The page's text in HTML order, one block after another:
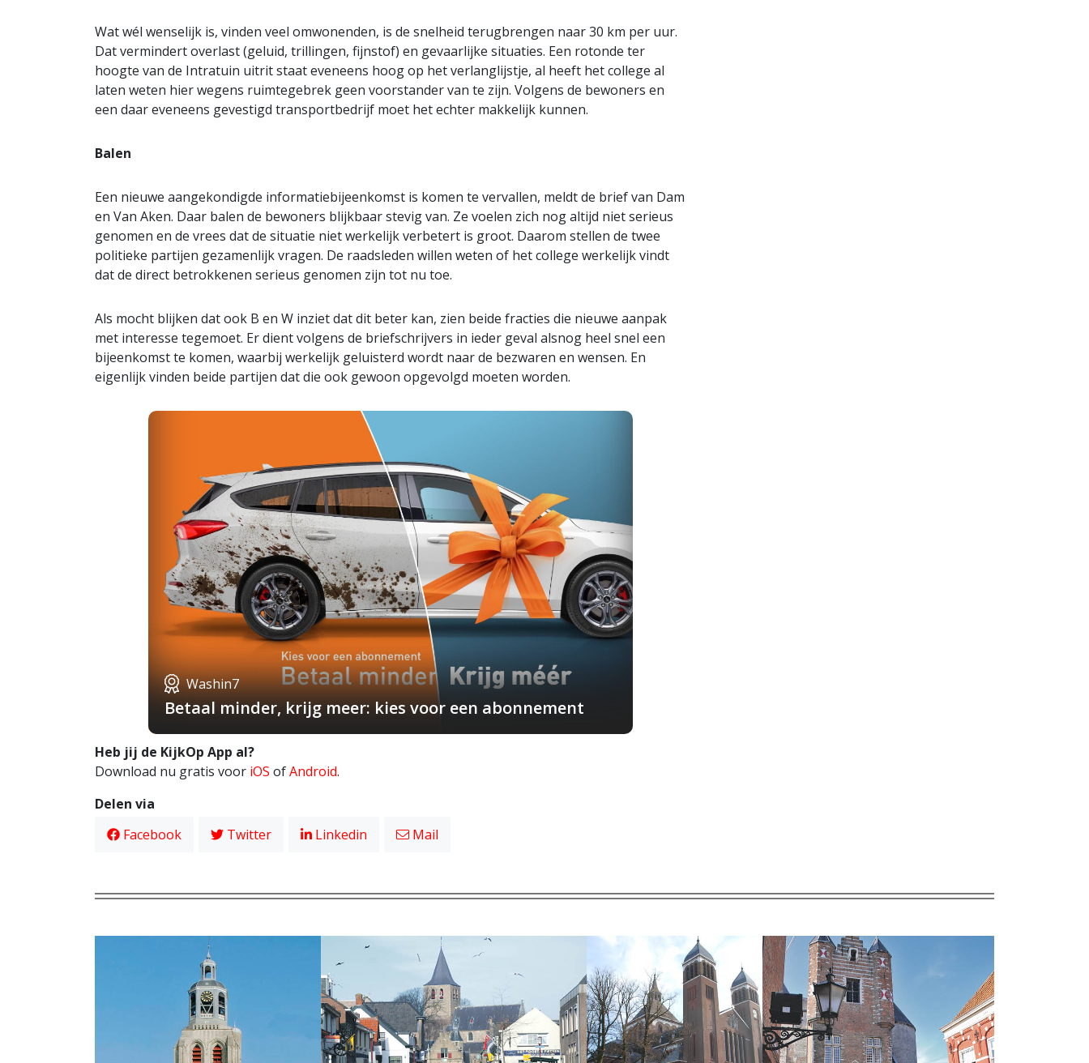
Wat wél wenselijk is, vinden veel omwonenden, is de snelheid terugbrengen naar 30 km per uur.
Dat vermindert overlast (geluid, trillingen, fijnstof) en gevaarlijke situaties. Een rotonde ter
hoogte van de Intratuin uitrit staat eveneens hoog op het verlanglijstje, al heeft het college al
laten weten hier wegens ruimtegebrek geen voorstander van te zijn. Volgens de bewoners en
een daar eveneens gevestigd transportbedrijf moet het echter makkelijk kunnen.
Balen
Een nieuwe aangekondigde informatiebijeenkomst is komen te vervallen, meldt de brief van Dam
en Van Aken. Daar balen de bewoners blijkbaar stevig van. Ze voelen zich nog altijd niet serieus
genomen en de vrees dat de situatie niet werkelijk verbetert is groot. Daarom stellen de twee
politieke partijen gezamenlijk vragen. De raadsleden willen weten of het college werkelijk vindt
dat de direct betrokkenen serieus genomen zijn tot nu toe.
Als mocht blijken dat ook B en W inziet dat dit beter kan, zien beide fracties die nieuwe aanpak
met interesse tegemoet. Er dient volgens de briefschrijvers in ieder geval alsnog heel snel een
bijeenkomst te komen, waarbij werkelijk geluisterd wordt naar de bezwaren en wensen. En
eigenlijk vinden beide partijen dat die ook gewoon opgevolgd moeten worden.
Washin7
Betaal minder, krijg meer: kies voor een abonnement
Heb jij de KijkOp App al?
Download nu gratis voor iOS ofAndroid.
Delen via
Facebook
Twitter Linkedin Mail